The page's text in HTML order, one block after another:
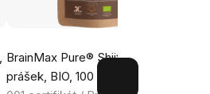
BrainMax Pure® Shiitake
prášek, BIO, 100 g